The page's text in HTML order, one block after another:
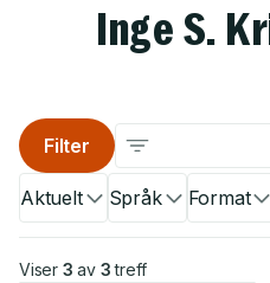
Inge S.
Aktuelt Språk Format
Filter
Viser 3 av 3 treff